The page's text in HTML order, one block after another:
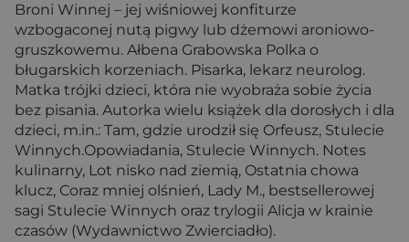
Broni Winnej – jej wiśniowej konfiturze
wzbogaconej nutą pigwy lub dżemowi aroniowo-
gruszkowemu. Ałbena Grabowska Polka o
bługarskich korzeniach. Pisarka, lekarz neurolog.
Matka trójki dzieci, która nie wyobraża sobie życia
bez pisania. Autorka wielu książek dla dorosłych i dla
dzieci, m.in.: Tam, gdzie urodził się Orfeusz, Stulecie
Winnych.Opowiadania, Stulecie Winnych. Notes
kulinarny, Lot nisko nad ziemią, Ostatnia chowa
klucz, Coraz mniej olśnień, Lady M., bestsellerowej
sagi Stulecie Winnych oraz trylogii Alicja w krainie
czasów (Wydawnictwo Zwierciadło).